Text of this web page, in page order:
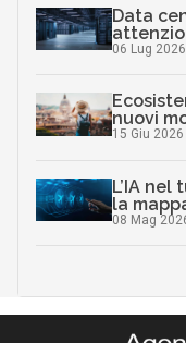
Data
06 Lug 2026
nuovi
15 Giu 2026
L’IA nel
la
08 Mag